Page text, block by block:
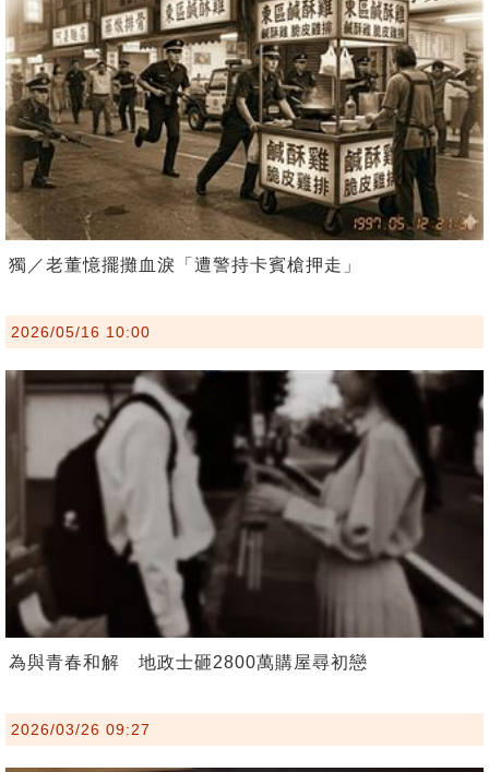
獨／老董憶擺攤血淚「遭警持卡賓槍押走」
2026/05/16 10:00
為與青春和解 地政士砸2800萬購屋尋初戀
2026/03/26 09:27